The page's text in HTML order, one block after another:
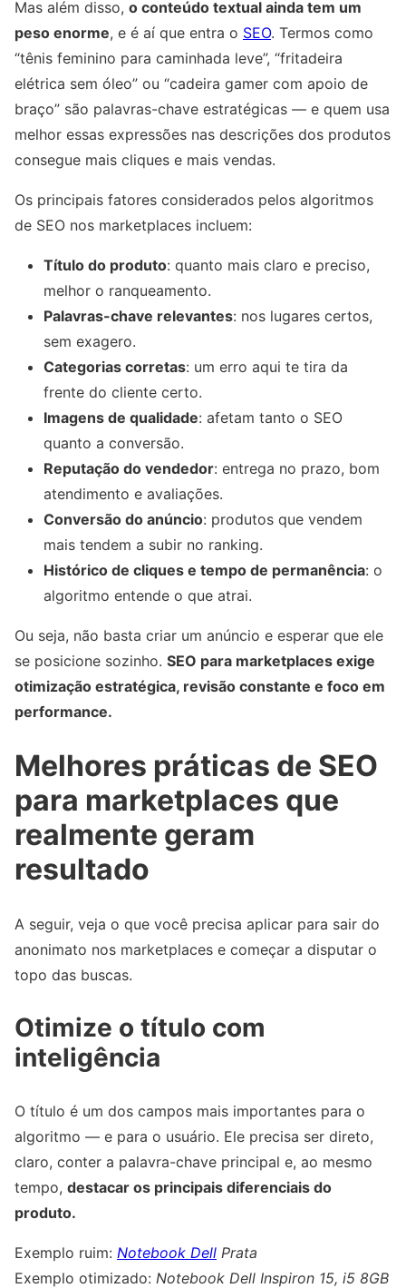
Mas além disso, o conteúdo textual ainda tem um
peso enorme, e é aí que entra o SEO. Termos como
“tênis feminino para caminhada leve”, “fritadeira
elétrica sem óleo” ou “cadeira gamer com apoio de
braço” são palavras-chave estratégicas — e quem usa
melhor essas expressões nas descrições dos produtos
consegue mais cliques e mais vendas.
Os principais fatores considerados pelos algoritmos
de SEO nos marketplaces incluem:
Título do produto: quanto mais claro e preciso,
melhor o ranqueamento.
Palavras-chave relevantes: nos lugares certos,
sem exagero.
Categorias corretas: um erro aqui te tira da
frente do cliente certo.
Imagens de qualidade: afetam tanto o SEO
quanto a conversão.
Reputação do vendedor: entrega no prazo, bom
atendimento e avaliações.
Conversão do anúncio: produtos que vendem
mais tendem a subir no ranking.
Histórico de cliques e tempo de permanência: o
algoritmo entende o que atrai.
Ou seja, não basta criar um anúncio e esperar que ele
se posicione sozinho. SEO para marketplaces exige
otimização estratégica, revisão constante e foco em
performance.
Melhores práticas de SEO
para marketplaces que
realmente geram
resultado
A seguir, veja o que você precisa aplicar para sair do
anonimato nos marketplaces e começar a disputar o
topo das buscas.
Otimize o título com
inteligência
O título é um dos campos mais importantes para o
algoritmo — e para o usuário. Ele precisa ser direto,
claro, conter a palavra-chave principal e, ao mesmo
tempo, destacar os principais diferenciais do
produto.
Exemplo ruim: Notebook Dell Prata
Exemplo otimizado: Notebook Dell Inspiron 15, i5 8GB